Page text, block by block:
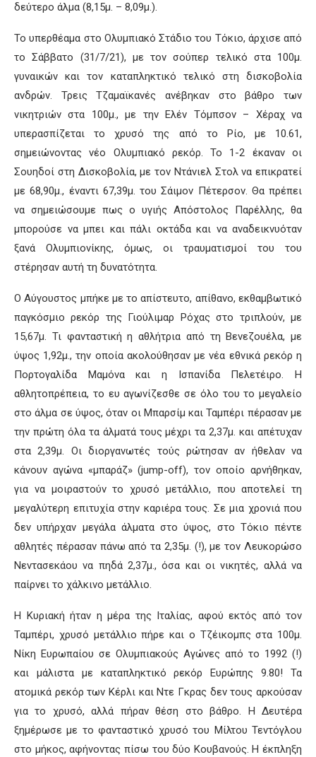
δεύτερο άλμα (8,15μ. – 8,09μ.).
Το υπερθέαμα στο Ολυμπιακό Στάδιο του Τόκιο, άρχισε από
το Σάββατο (31/7/21), με τον σούπερ τελικό στα 100μ.
γυναικών και τον καταπληκτικό τελικό στη δισκοβολία
ανδρών. Τρεις Τζαμαϊκανές ανέβηκαν στο βάθρο των
νικητριών στα 100μ., με την Ελέν Τόμπσον – Χέραχ να
υπερασπίζεται το χρυσό της από το Ρίο, με 10.61,
σημειώνοντας νέο Ολυμπιακό ρεκόρ. Το 1-2 έκαναν οι
Σουηδοί στη Δισκοβολία, με τον Ντάνιελ Στολ να επικρατεί
με 68,90μ., έναντι 67,39μ. του Σάιμον Πέτερσον. Θα πρέπει
να σημειώσουμε πως ο υγιής Απόστολος Παρέλλης, θα
μπορούσε να μπει και πάλι οκτάδα και να αναδεικνυόταν
ξανά Ολυμπιονίκης, όμως, οι τραυματισμοί του του
στέρησαν αυτή τη δυνατότητα.
Ο Αύγουστος μπήκε με το απίστευτο, απίθανο, εκθαμβωτικό
παγκόσμιο ρεκόρ της Γιούλιμαρ Ρόχας στο τριπλούν, με
15,67μ. Τι φανταστική η αθλήτρια από τη Βενεζουέλα, με
ύψος 1,92μ., την οποία ακολούθησαν με νέα εθνικά ρεκόρ η
Πορτογαλίδα Μαμόνα και η Ισπανίδα Πελετέιρο. Η
αθλητοπρέπεια, το ευ αγωνίζεσθε σε όλο του το μεγαλείο
στο άλμα σε ύψος, όταν οι Μπαρσίμ και Ταμπέρι πέρασαν με
την πρώτη όλα τα άλματά τους μέχρι τα 2,37μ. και απέτυχαν
στα 2,39μ. Οι διοργανωτές τούς ρώτησαν αν ήθελαν να
κάνουν αγώνα «μπαράζ» (jump-off), τον οποίο αρνήθηκαν,
για να μοιραστούν το χρυσό μετάλλιο, που αποτελεί τη
μεγαλύτερη επιτυχία στην καριέρα τους. Σε μια χρονιά που
δεν υπήρχαν μεγάλα άλματα στο ύψος, στο Τόκιο πέντε
αθλητές πέρασαν πάνω από τα 2,35μ. (!), με τον Λευκορώσο
Νεντασεκάου να πηδά 2,37μ., όσα και οι νικητές, αλλά να
παίρνει το χάλκινο μετάλλιο.
Η Κυριακή ήταν η μέρα της Ιταλίας, αφού εκτός από τον
Ταμπέρι, χρυσό μετάλλιο πήρε και ο Τζέικομπς στα 100μ.
Νίκη Ευρωπαίου σε Ολυμπιακούς Αγώνες από το 1992 (!)
και μάλιστα με καταπληκτικό ρεκόρ Ευρώπης 9.80! Τα
ατομικά ρεκόρ των Κέρλι και Ντε Γκρας δεν τους αρκούσαν
για το χρυσό, αλλά πήραν θέση στο βάθρο. Η Δευτέρα
ξημέρωσε με το φανταστικό χρυσό του Μίλτου Τεντόγλου
στο μήκος, αφήνοντας πίσω του δύο Κουβανούς. Η έκπληξη